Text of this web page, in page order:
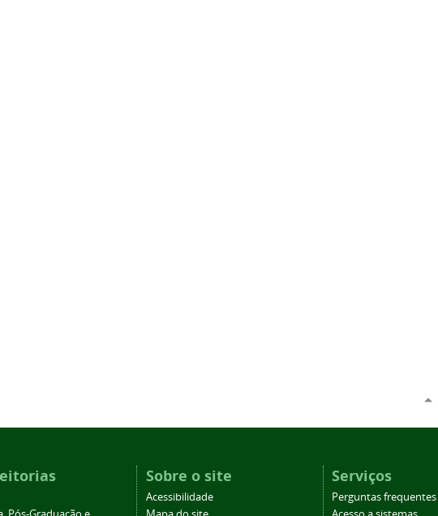
Sobre o site
Acessibilidade
Serviços
Perguntas frequentes